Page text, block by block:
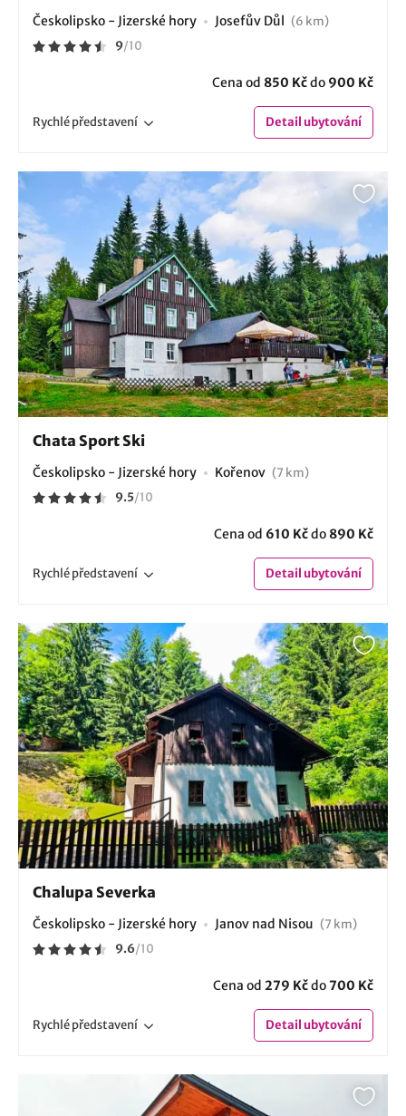
Českolipsko - Jizerské hory Josefův Důl (6 km)
9/10
Cena od 850 Kčdo 900 Kč
Rychlépředstavení Detailubytování
Chata Sport Ski
Českolipsko - Jizerské hory Kořenov (7 km)
9.5/10
Cena od 610 Kčdo 890 Kč
Rychlépředstavení Detailubytování
Chalupa Severka
Českolipsko - Jizerské hory Janov nad Nisou (7 km)
9.6/10
Cena od 279 Kčdo700 Kč
Rychlépředstavení Detailubytování